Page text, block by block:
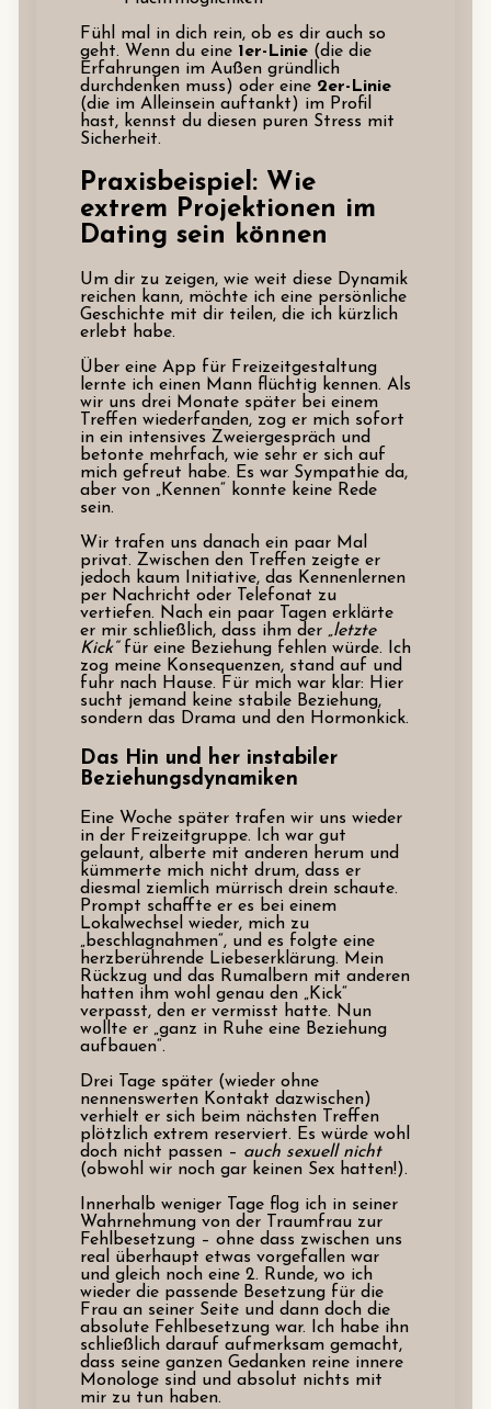
Fühl mal in dich rein, ob es dir auch so
geht. Wenn du eine 1er-Linie(die die
Erfahrungen im Außen gründlich
durchdenken muss) oder eine 2er-Linie
(die im Alleinsein auftankt) im Profil
hast, kennst du diesen puren Stress mit
Sicherheit.
Praxisbeispiel: Wie
extrem Projektionen im
Dating sein können
Um dir zu zeigen, wie weit diese Dynamik
reichen kann, möchte ich eine persönliche
Geschichte mit dir teilen, die ich kürzlich
erlebt habe.
Über eine App für Freizeitgestaltung
lernte ich einen Mann flüchtig kennen. Als
wir uns drei Monate später bei einem
Treffen wiederfanden, zog er mich sofort
in ein intensives Zweiergespräch und
betonte mehrfach, wie sehr er sich auf
mich gefreut habe. Es war Sympathie da,
aber von „Kennen“ konnte keine Rede
sein.
Wir trafen uns danach ein paar Mal
privat. Zwischen den Treffen zeigte er
jedoch kaum Initiative, das Kennenlernen
per Nachricht oder Telefonat zu
vertiefen. Nach ein paar Tagen erklärte
er mir schließlich, dass ihm der „letzte
Kick“für eine Beziehung fehlen würde. Ich
zog meine Konsequenzen, stand auf und
fuhr nach Hause. Für mich war klar: Hier
sucht jemand keine stabile Beziehung,
sondern das Drama und den Hormonkick.
Das Hin und her instabiler
Beziehungsdynamiken
Eine Woche später trafen wir uns wieder
in der Freizeitgruppe. Ich war gut
gelaunt, alberte mit anderen herum und
kümmerte mich nicht drum, dass er
diesmal ziemlich mürrisch drein schaute.
Prompt schaffte er es bei einem
Lokalwechsel wieder, mich zu
„beschlagnahmen“, und es folgte eine
herzberührende Liebeserklärung. Mein
Rückzug und das Rumalbern mit anderen
hatten ihm wohl genau den „Kick“
verpasst, den er vermisst hatte. Nun
wollte er „ganz in Ruhe eine Beziehung
aufbauen“.
Drei Tage später (wieder ohne
nennenswerten Kontakt dazwischen)
verhielt er sich beim nächsten Treffen
plötzlich extrem reserviert. Es würde wohl
doch nicht passen – auch sexuell nicht
(obwohl wir noch gar keinen Sex hatten!).
Innerhalb weniger Tage flog ich in seiner
Wahrnehmung von der Traumfrau zur
Fehlbesetzung – ohne dass zwischen uns
real überhaupt etwas vorgefallen war
und gleich noch eine 2. Runde, wo ich
wieder die passende Besetzung für die
Frau an seiner Seite und dann doch die
absolute Fehlbesetzung war. Ich habe ihn
schließlich darauf aufmerksam gemacht,
dass seine ganzen Gedanken reine innere
Monologe sind und absolut nichts mit
mir zu tun haben.